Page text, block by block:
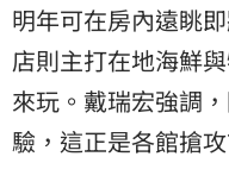
明年可在房內遠眺
店則主打在地海鮮
來玩。戴瑞宏強調
驗，這正是各館搶